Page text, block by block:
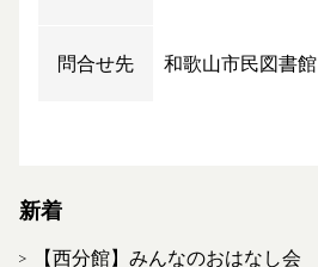
問合せ先 和歌山市民図書館
新着
【西分館】みんなのおはなし会